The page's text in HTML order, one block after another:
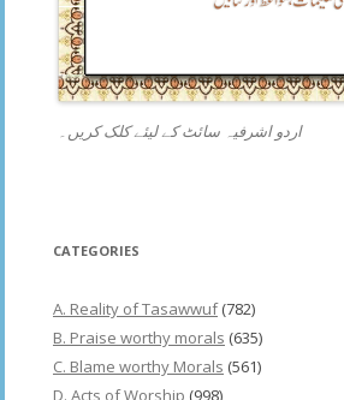
اردو اشرفیہ سائٹ کے لیئے کلک کریں۔
CATEGORIES
A. Reality of Tasawwuf(782)
B. Praise worthy morals (635)
C. Blame worthy Morals (561)
D. Acts of Worship (998)